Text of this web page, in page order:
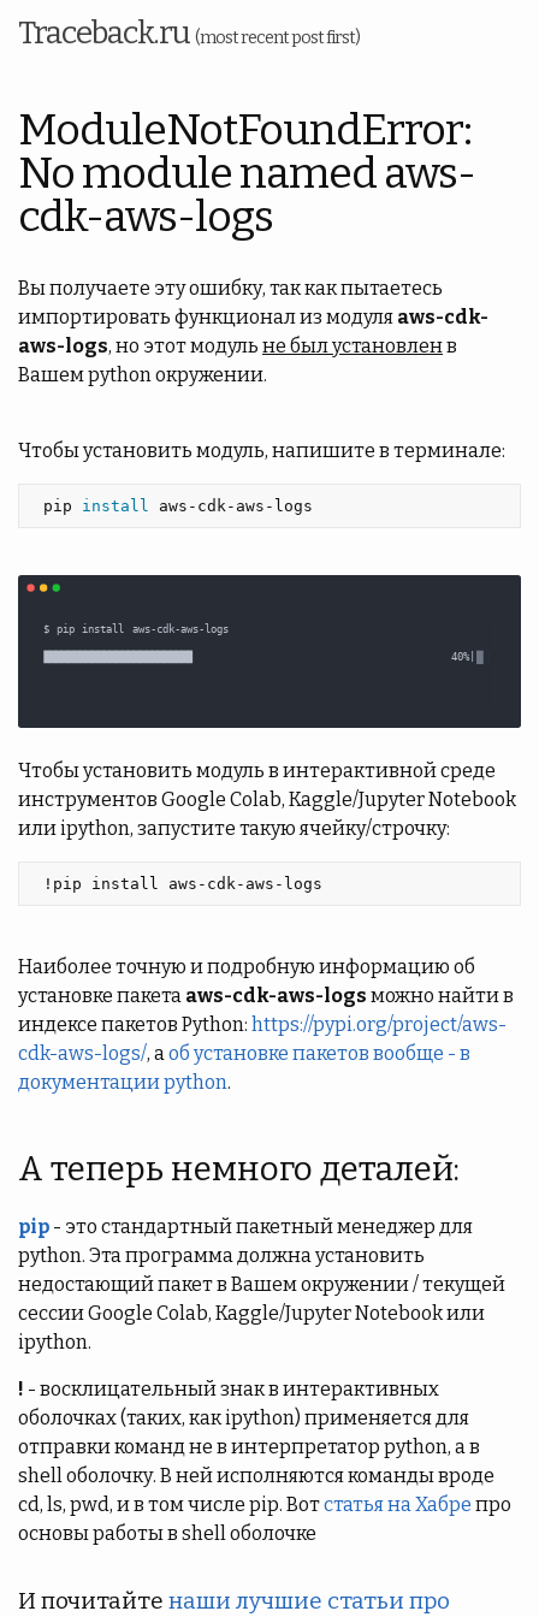
Traceback.ru (most recent post first)
ModuleNotFoundError:
No module named aws-
cdk-aws-logs
Вы получаете эту ошибку, так как пытаетесь
импортировать функционал из модуля aws-cdk-
aws-logs, но этот модуль не был установленв
Вашем python окружении.
Чтобы установить модуль, напишите в терминале:
pip install aws-cdk-aws-logs
Чтобы установить модуль в интерактивной среде
инструментов Google Colab, Kaggle/Jupyter Notebook
или ipython, запустите такую ячейку/строчку:
!pip install aws-cdk-aws-logs
Наиболее точную и подробную информацию об
установке пакета aws-cdk-aws-logs можно найти в
индексе пакетов Python: https://pypi.org/project/aws-
cdk-aws-logs/, аоб установке пакетов вообще - в
документации python.
А теперь немного деталей:
pip - это стандартный пакетный менеджер для
python. Эта программа должна установить
недостающий пакет в Вашем окружении / текущей
сессии Google Colab, Kaggle/Jupyter Notebook или
ipython.
! - восклицательный знак в интерактивных
оболочках (таких, как ipython) применяется для
отправки команд не в интерпретатор python, а в
shell оболочку. В ней исполняются команды вроде
cd, ls, pwd, и в том числе pip. Вотстатья на Хабре про
основы работы в shell оболочке
И почитайте наши лучшие статьи про